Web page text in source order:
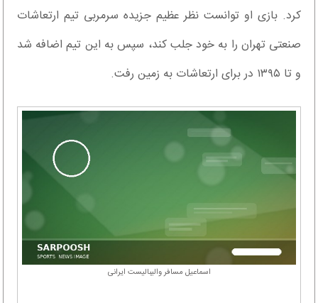
کرد. بازی او توانست نظر عظیم جزیده سرمربی تیم ارتعاشات
صنعتی تهران را به خود جلب کند، سپس به این تیم اضافه شد
و تا ۱۳۹۵ در برای ارتعاشات به زمین رفت.
اسماعیل مسافر والیبالیست ایرانی